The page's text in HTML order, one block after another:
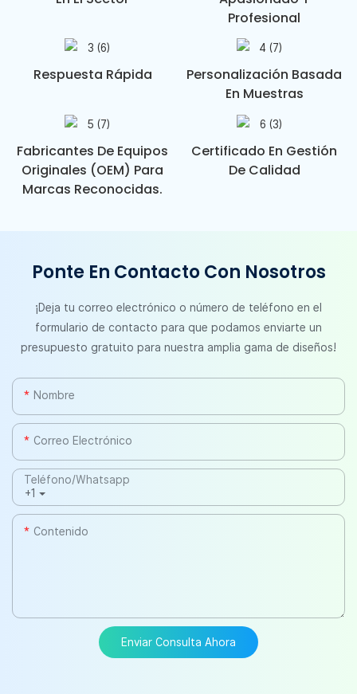
Profesional
Respuesta Rápida
Personalización Basada
En Muestras
Fabricantes De Equipos
Originales (OEM) Para
Marcas Reconocidas.
Certificado En Gestión
De Calidad
Ponte En Contacto Con Nosotros
¡Deja tu correo electrónico o número de teléfono en el
formulario de contacto para que podamos enviarte un
presupuesto gratuito para nuestra amplia gama de diseños!
Nombre
Correo Electrónico
+1
Teléfono/whatsapp
Contenido
Enviar Consulta Ahora